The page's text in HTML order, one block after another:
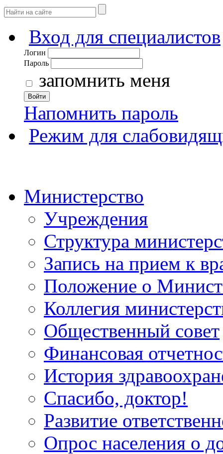
Вход для специалистов
Логин
Пароль
запомнить меня
Войти
Напомнить пароль
Режим для
Министерство
Учреждения
Структура
Запись на прием к
Положение о
Коллегия
Общественный совет
Финансовая
История
Спасибо, доктор!
Развитие
Опрос населения о